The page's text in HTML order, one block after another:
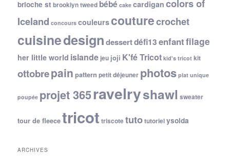
brioche st brooklyn tweed bébé cake cardigan colors of
Iceland concours couleurscouturecrochet
cuisinedesigndessertdéfi13enfantfilage
her little world islande jeu joji K'fé Tricot kid's tricot kit
ottobrepain pattern petit déjeuner photos plat unique
poupée projet 365ravelryshawl sweater
tour de fleecetricot triscote tutotutorielysolda
ARCHIVES